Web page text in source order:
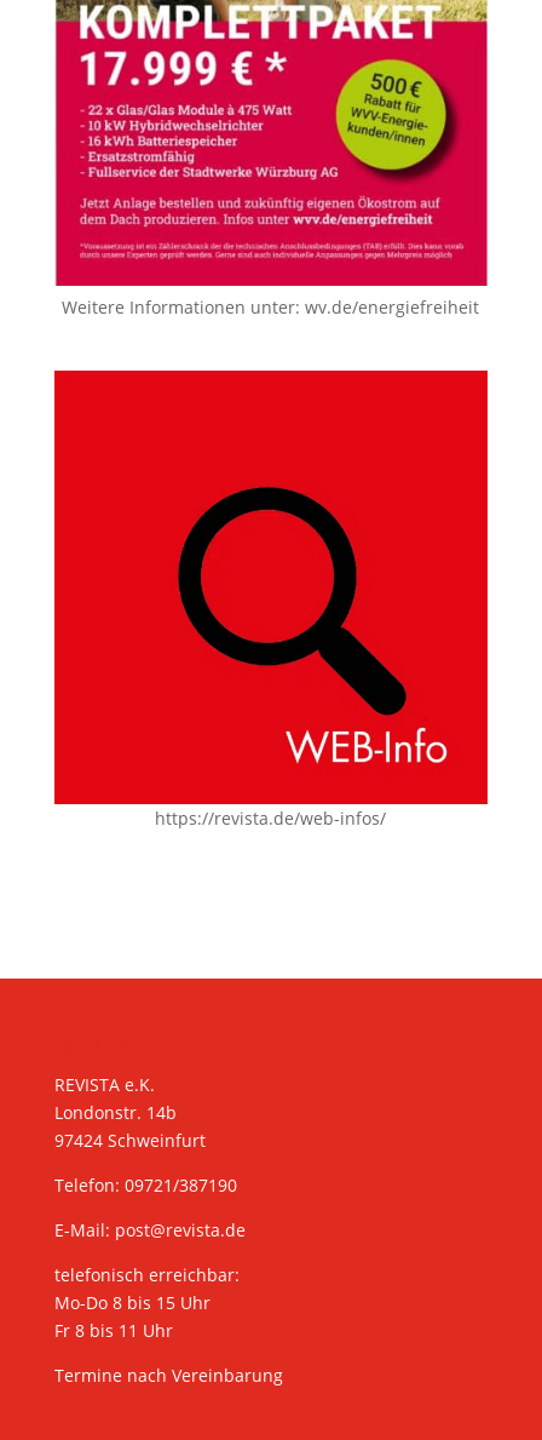
Weitere Informationen unter:wv.de/energiefreiheit
https://revista.de/web-infos/
REVISTA e.K.
Londonstr. 14b
97424 Schweinfurt
Telefon: 09721/387190
E-Mail: post@revista.de
telefonisch erreichbar:
Mo-Do 8 bis 15 Uhr
Fr 8 bis 11 Uhr
Termine nach Vereinbarung